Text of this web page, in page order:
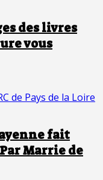
des livres
vous
fait
Marrie de